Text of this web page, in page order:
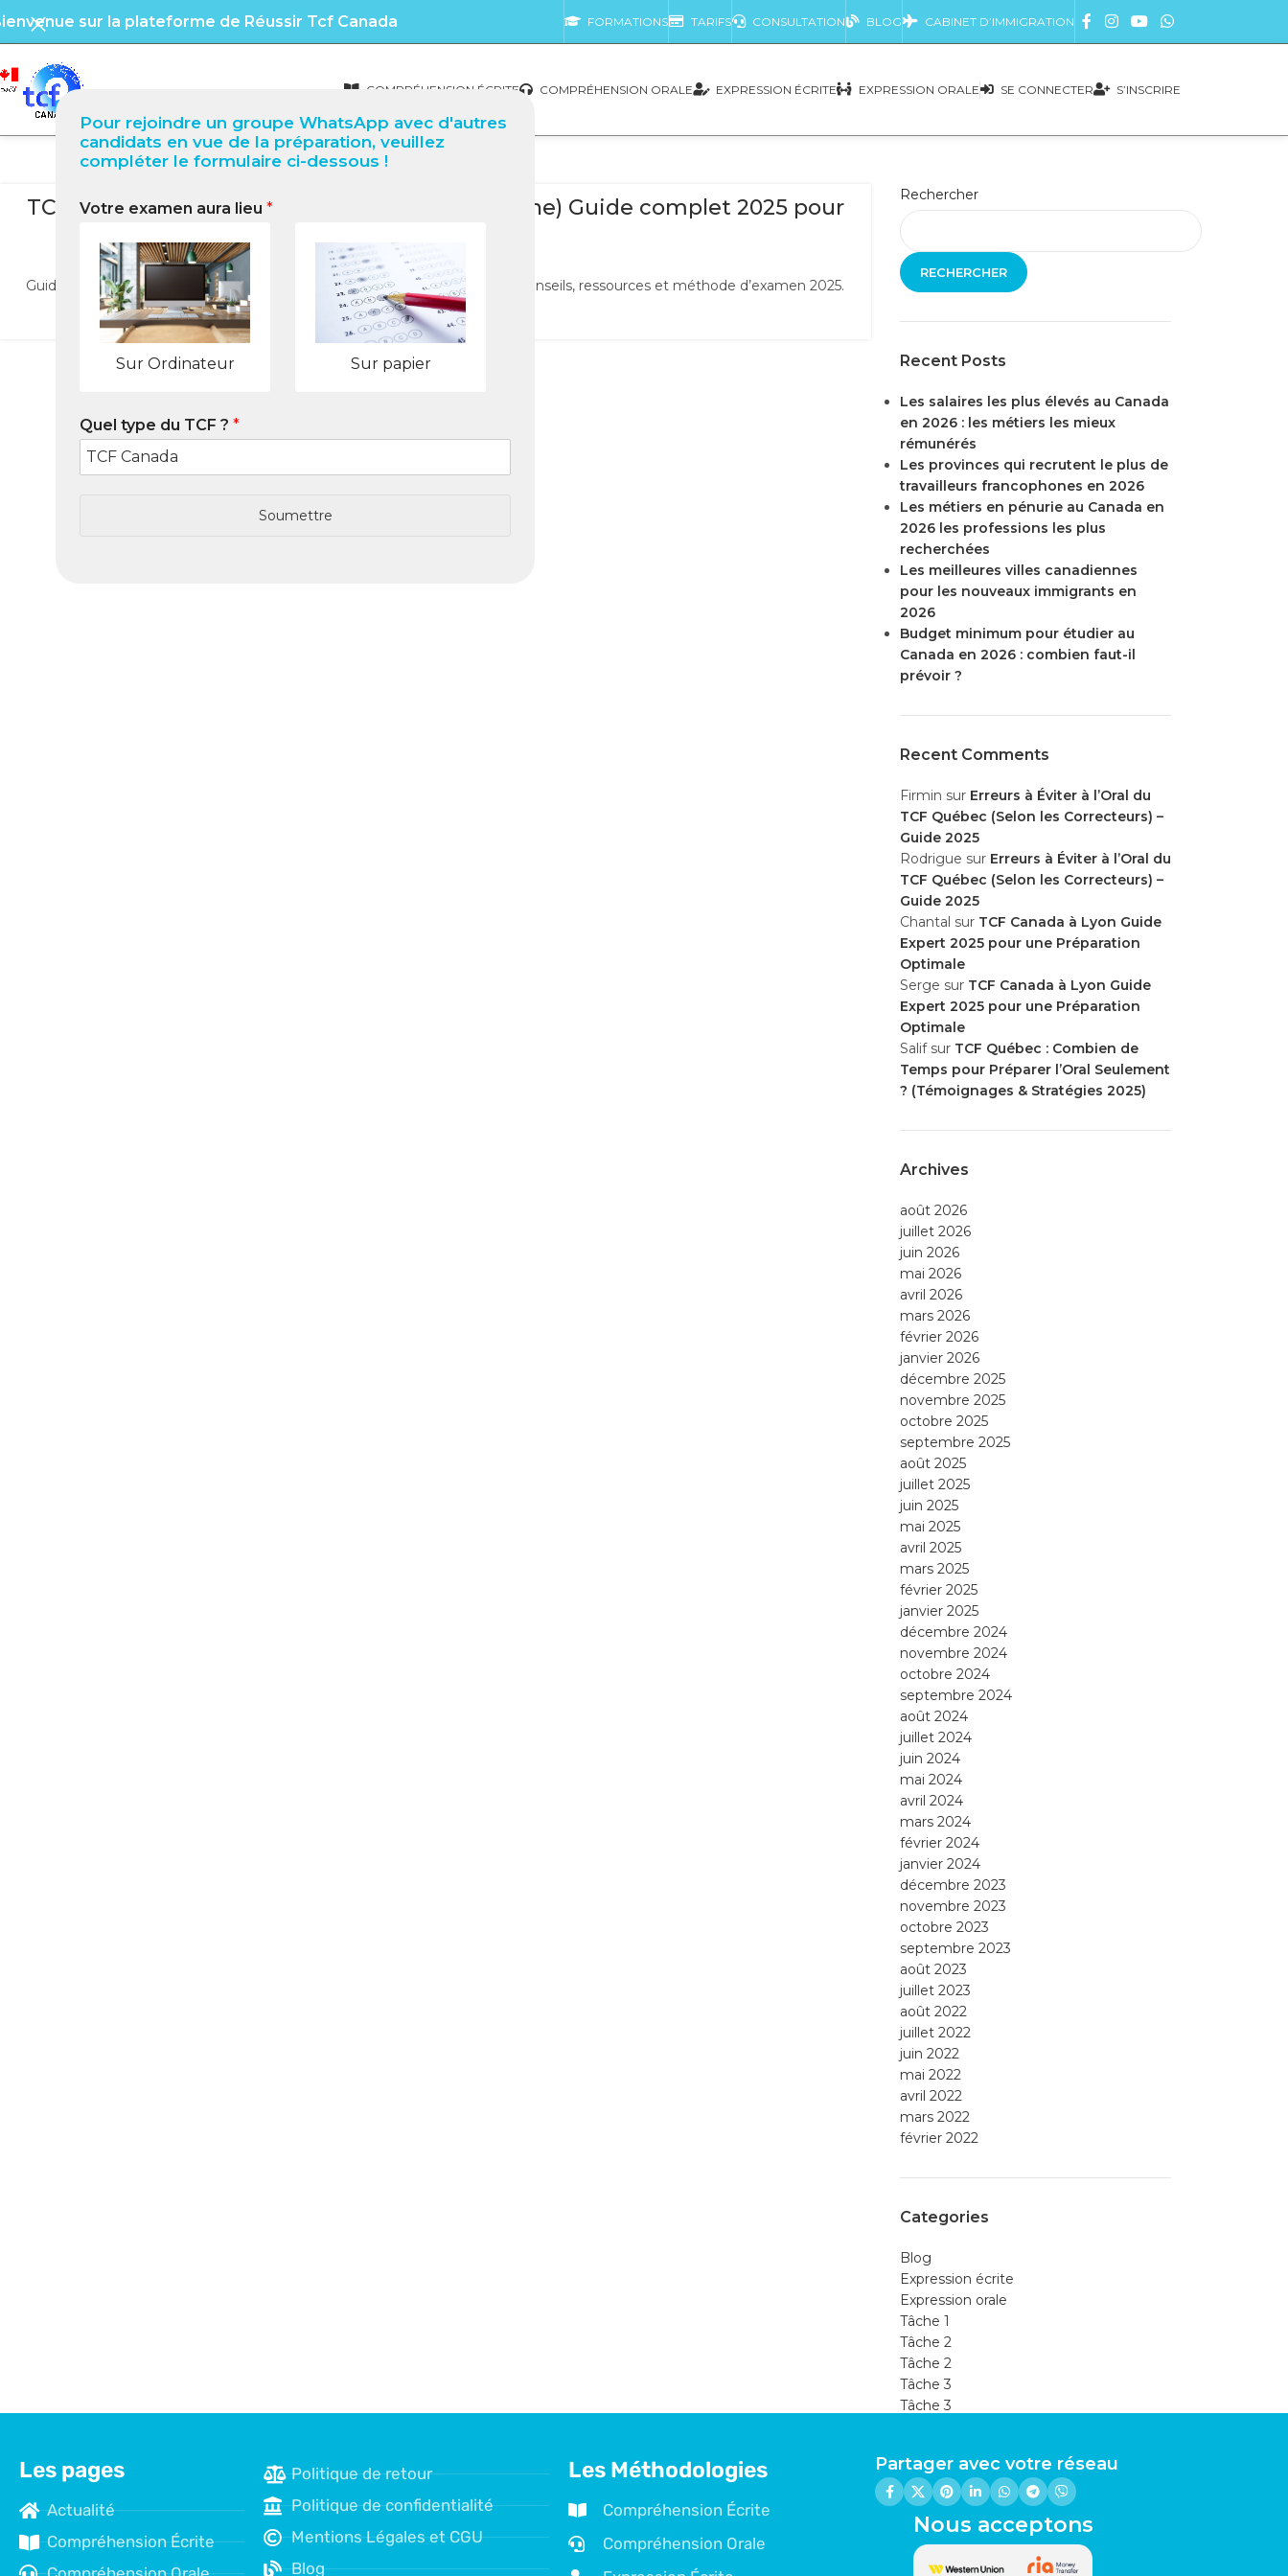
Pour rejoindre un groupe WhatsApp avec d'autres
candidats en vue de la préparation, veuillez
compléter le formulaire ci-dessous !
Votre examen aura lieu *
Sur Ordinateur Sur papier
Quel type du TCF ? *
Soumettre
sur la plateforme de Réussir Tcf Canada FORMATIONS TARIFS CONSULTATION BLOG CABINET D’IMMIGRATION
COMPRÉHENSION ÉCRITE COMPRÉHENSION ORALE EXPRESSION ÉCRITE EXPRESSION ORALE SE CONNECTER S’INSCRIRE
TCF Canada à Bangui (République centrafricaine) Guide complet 2025 pour
réussir votre test
posté par
Guide complet pour réussir le TCF Canada à Bangui : centres, préparation, conseils, ressources et méthode d’examen 2025.
LIRE LA SUITE
Rechercher
RECHERCHER
Recent Posts
Les salaires les plus élevés au Canada
en 2026 : les métiers les mieux
rémunérés
Les provinces qui recrutent le plus de
travailleurs francophones en 2026
Les métiers en pénurie au Canada en
2026 les professions les plus
recherchées
Les meilleures villes canadiennes
pour les nouveaux immigrants en
2026
Budget minimum pour étudier au
Canada en 2026 : combien faut-il
prévoir ?
Recent Comments
Firmin sur Erreurs à Éviter à l’Oral du
TCF Québec (Selon les Correcteurs) –
Guide 2025
Rodrigue sur Erreurs à Éviter à l’Oral du
TCF Québec (Selon les Correcteurs) –
Guide 2025
Chantal sur TCF Canada à Lyon Guide
Expert 2025 pour une Préparation
Optimale
Serge sur TCF Canada à Lyon Guide
Expert 2025 pour une Préparation
Optimale
Salifsur TCF Québec : Combien de
Temps pour Préparer l’Oral Seulement
? (Témoignages & Stratégies 2025)
Archives
août 2026
juillet 2026
juin 2026
mai 2026
avril 2026
mars 2026
février 2026
janvier 2026
décembre 2025
novembre 2025
octobre 2025
septembre 2025
août 2025
juillet 2025
juin 2025
mai 2025
avril 2025
mars 2025
février 2025
janvier 2025
décembre 2024
novembre 2024
octobre 2024
septembre 2024
août 2024
juillet 2024
juin 2024
mai 2024
avril 2024
mars 2024
février 2024
janvier 2024
décembre 2023
novembre 2023
octobre 2023
septembre 2023
août 2023
juillet 2023
août 2022
juillet 2022
juin 2022
mai 2022
avril 2022
mars 2022
février 2022
Categories
Blog
Expression écrite
Expression orale
Tâche 1
Tâche 2
Tâche 2
Tâche 3
Tâche 3
Les pages
Actualité
Compréhension Écrite
Politique de retour
Politique de confidentialité
Mentions Légales et CGU
Blog
Les Méthodologies
Compréhension Écrite
Compréhension Orale
Partager avec votre réseau
Nous acceptons